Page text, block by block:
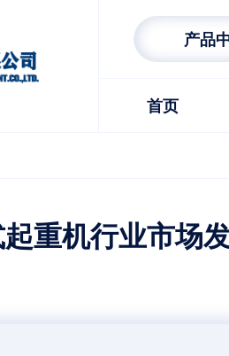
产品
首页
创新分析
重机行业市场